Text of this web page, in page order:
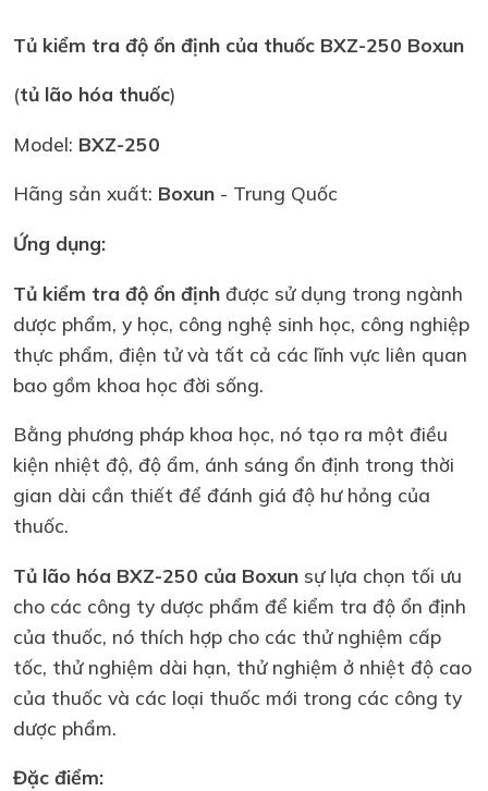
Tủ kiểm tra độ ổn định của thuốc BXZ-250 Boxun
(tủ lão hóa thuốc)
Model: BXZ-250
Hãng sản xuất: Boxun - Trung Quốc
Ứng dụng:
Tủ kiểm tra độ ổn định được sử dụng trong ngành
dược phẩm, y học, công nghệ sinh học, công nghiệp
thực phẩm, điện tử và tất cả các lĩnh vực liên quan
bao gồm khoa học đời sống.
Bằng phương pháp khoa học, nó tạo ra một điều
kiện nhiệt độ, độ ẩm, ánh sáng ổn định trong thời
gian dài cần thiết để đánh giá độ hư hỏng của
thuốc.
Tủ lão hóa BXZ-250 của Boxun sự lựa chọn tối ưu
cho các công ty dược phẩm để kiểm tra độ ổn định
của thuốc, nó thích hợp cho các thử nghiệm cấp
tốc, thử nghiệm dài hạn, thử nghiệm ở nhiệt độ cao
của thuốc và các loại thuốc mới trong các công ty
dược phẩm.
Đặc điểm: